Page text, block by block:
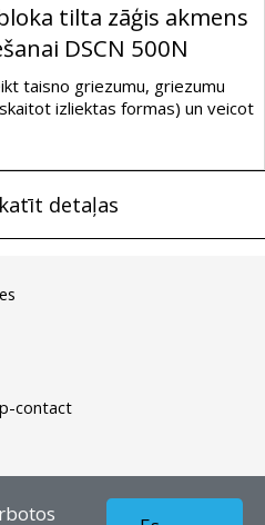
tilta zāģis akmens
DSCN 500N
taisno griezumu, griezumu
izliektas formas) un veicot
detaļas
contact
– Dianormet - Visas tiesības